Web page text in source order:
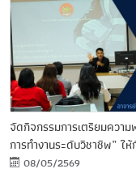
จัดกิจกรรมการเตรียมควา
การทำงานระดับวิชาชีพ” ใ
08/05/2569